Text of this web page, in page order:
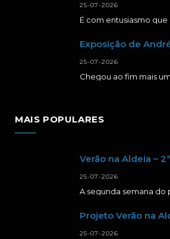
25-07-2026
Exposição de
25-07-2026
MAIS POPULARES
Verão na Aldeia –
25-07-2026
Projeto Verão na
25-07-2026